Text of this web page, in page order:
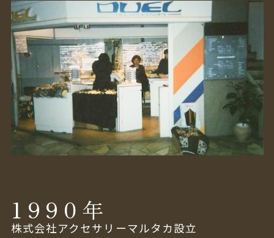
1990 年
株式会社アクセサリーマルタカ設立